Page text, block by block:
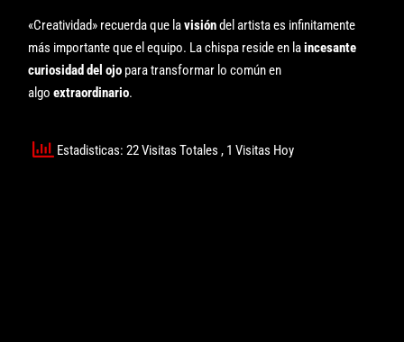
«Creatividad» recuerda que lavisióndel artista es infinitamente
más importante que el equipo. La chispa reside en laincesante
curiosidad del ojo para transformar lo común en
algoextraordinario.
Estadisticas: 22 Visitas Totales, 1 Visitas Hoy